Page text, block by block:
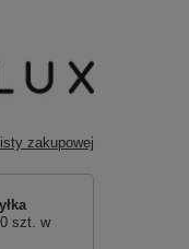
zakupowej
szt. w